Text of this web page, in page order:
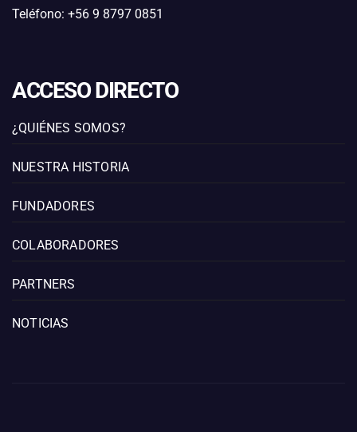
Teléfono: +56 9 8797 0851
ACCESO DIRECTO
¿QUIÉNES SOMOS?
NUESTRA HISTORIA
FUNDADORES
COLABORADORES
PARTNERS
NOTICIAS